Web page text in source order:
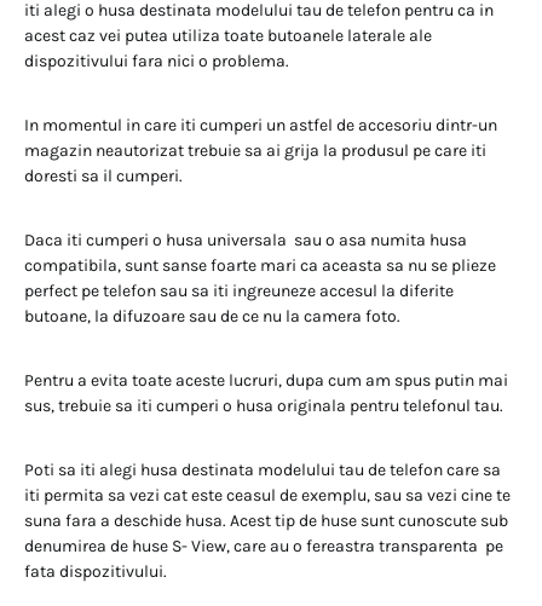
iti alegi o husa destinata modelului tau de telefon pentru ca in
acest caz vei putea utiliza toate butoanele laterale ale
dispozitivului fara nici o problema.
In momentul in care iti cumperi un astfel de accesoriu dintr-un
magazin neautorizat trebuie sa ai grija la produsul pe care iti
doresti sa il cumperi.
Daca iti cumperi o husa universala sau o asa numita husa
compatibila, sunt sanse foarte mari ca aceasta sa nu se plieze
perfect pe telefon sau sa iti ingreuneze accesul la diferite
butoane, la difuzoare sau de ce nu la camera foto.
Pentru a evita toate aceste lucruri, dupa cum am spus putin mai
sus, trebuie sa iti cumperi o husa originala pentru telefonul tau.
Poti sa iti alegi husa destinata modelului tau de telefon care sa
iti permita sa vezi cat este ceasul de exemplu, sau sa vezi cine te
suna fara a deschide husa. Acest tip de huse sunt cunoscute sub
denumirea de huse S- View, care au o fereastra transparenta pe
fata dispozitivului.